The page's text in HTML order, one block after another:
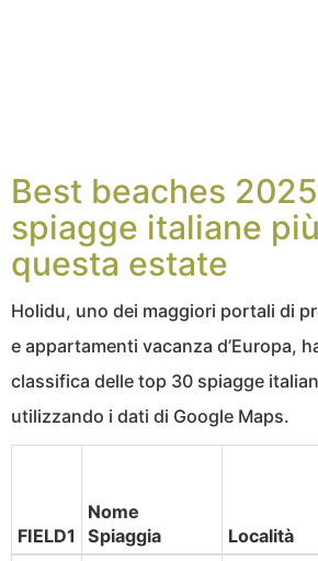
Best beaches
spiagge italiane
questa estate
Holidu, uno dei maggiori portali di
e appartamenti vacanza d’Europa,
classifica delle top 30 spiagge
utilizzando i dati di Google Maps.
FIELD1
Nome
Spiaggia
Località